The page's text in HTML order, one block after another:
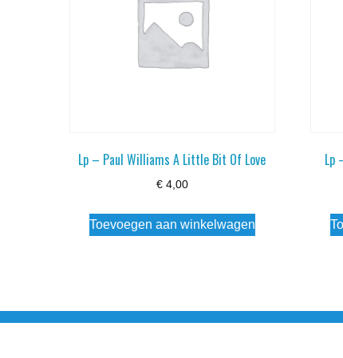
Lp – Paul Williams A Little Bit Of Love
€4,00
Toevoegen aan winkelwagen
Lp